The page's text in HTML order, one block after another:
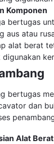
Komponen
bertugas
aus atau
alat berat
digunakan
bertugas
dan
Alat Berat